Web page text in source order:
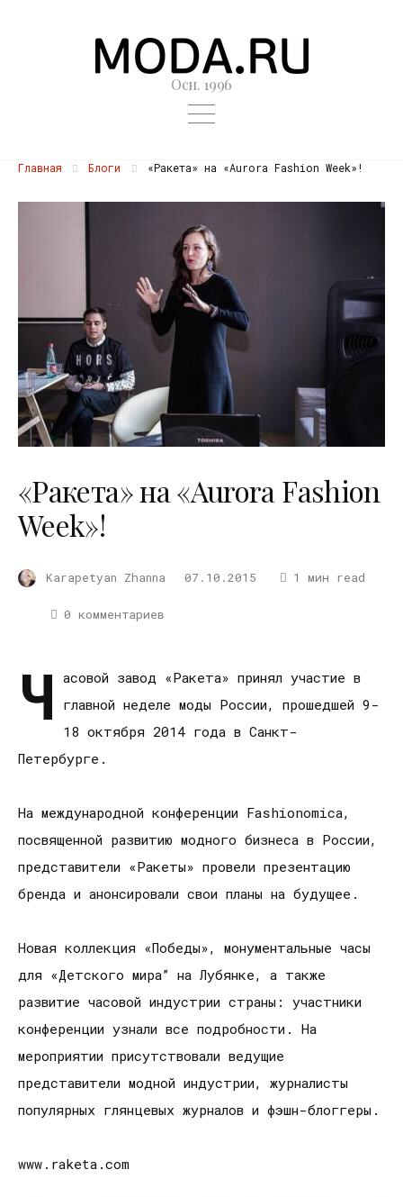
Осн. 1996
Главная Блоги «Ракета» на «Aurora Fashion Week»!
«Ракета» на «Aurora Fashion
Week»!
Karapetyan Zhanna 07.10.2015 1 мин read
0 комментариев
Ч асовой завод «Ракета» принял участие в
главной неделе моды России, прошедшей 9-
18 октября 2014 года в Санкт-
Петербурге.
На международной конференции Fashionomica,
посвященной развитию модного бизнеса в России,
представители «Ракеты» провели презентацию
бренда и анонсировали свои планы на будущее.
Новая коллекция «Победы», монументальные часы
для «Детского мира” на Лубянке, а также
развитие часовой индустрии страны: участники
конференции узнали все подробности. На
мероприятии присутствовали ведущие
представители модной индустрии, журналисты
популярных глянцевых журналов и фэшн-блоггеры.
www.raketa.com